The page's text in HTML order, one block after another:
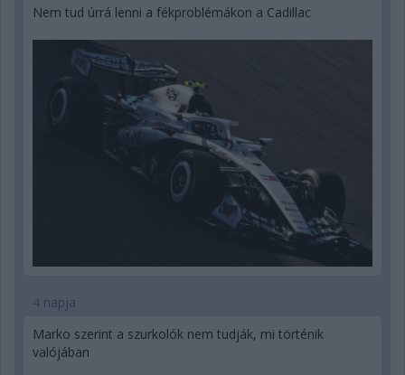
Nem tud úrrá lenni a fékproblémákon a Cadillac
4 napja
Marko szerint a szurkolók nem tudják, mi történik
valójában